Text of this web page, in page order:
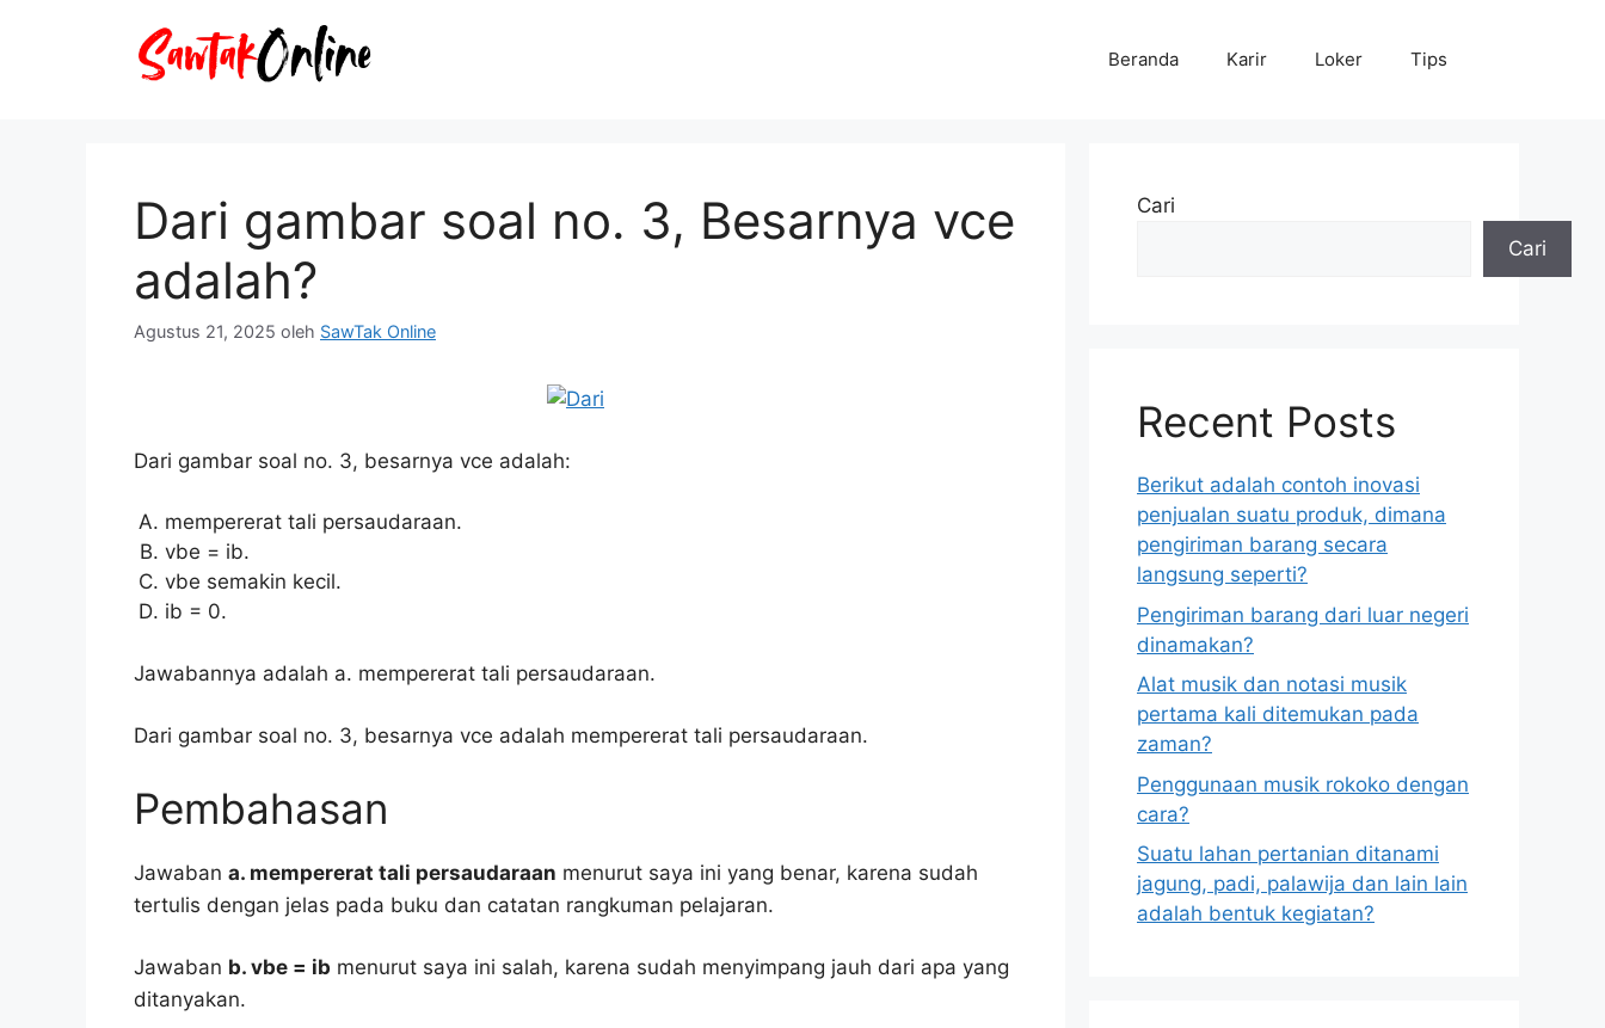
Beranda Karir Loker Tips
Dari gambar soal no. 3, Besarnya vce
adalah?
Agustus 21, 2025 oleh SawTak Online
Dari gambar soal no. 3, besarnya vce adalah:
mempererat tali persaudaraan.
vbe = ib.
vbe semakin kecil.
ib = 0.
Jawabannya adalah a. mempererat tali persaudaraan.
Dari gambar soal no. 3, besarnya vce adalah mempererat tali persaudaraan.
Pembahasan
Jawaban a. mempererat tali persaudaraan menurut saya ini yang benar, karena sudah
tertulis dengan jelas pada buku dan catatan rangkuman pelajaran.
Jawaban b. vbe = ib menurut saya ini salah, karena sudah menyimpang jauh dari apa yang
ditanyakan.
Cari
Cari
Recent Posts
Berikut adalah contoh inovasi
penjualan suatu produk, dimana
pengiriman barang secara
langsung seperti?
Pengiriman barang dari luar negeri
dinamakan?
Alat musik dan notasi musik
pertama kali ditemukan pada
zaman?
Penggunaan musik rokoko dengan
cara?
Suatu lahan pertanian ditanami
jagung, padi, palawija dan lain lain
adalah bentuk kegiatan?